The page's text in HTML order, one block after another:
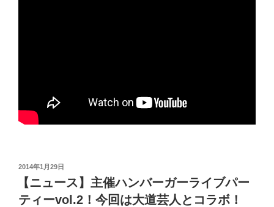
投
日:
2014年1月29日
【ニュース】主催ハンバーガーライブパー
ティーvol.2！今回は大道芸人とコラボ！